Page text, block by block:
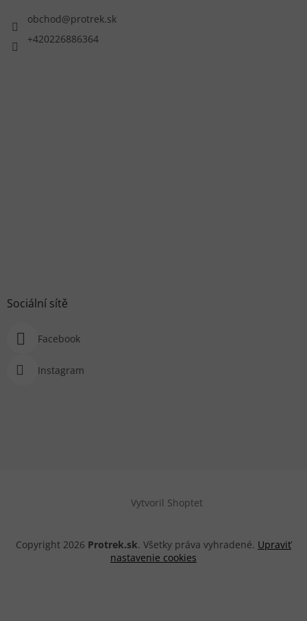
obchod@protrek.sk
+420226886364
Sociální sítě
Facebook
Instagram
Vytvoril Shoptet
Copyright 2026 Protrek.sk. Všetky práva vyhradené. Upraviť
nastavenie cookies